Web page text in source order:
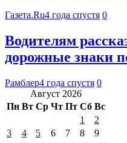
Газета.Ru4 года спустя 0
Водителям
дорожные знаки
Рамблер4 года спустя 0
Август 2026
Пн Вт Ср Чт Пт Сб Вс
1
2
3
4 5 6 7 8
9